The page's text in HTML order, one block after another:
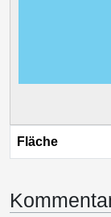
Fläche